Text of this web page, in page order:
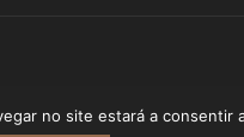
no site estará a consentir